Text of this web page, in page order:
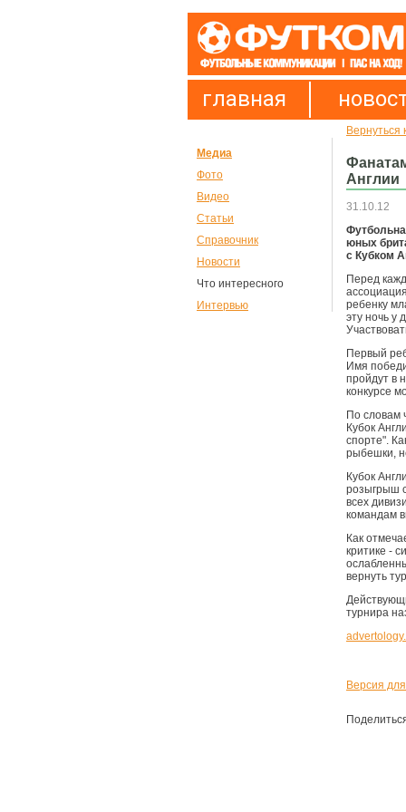
главная
Медиа
Фото
Видео
Статьи
Справочник
Новости
Что интересного
Интервью
Вернуться
Англии
31.10.12
юных
с Кубком
Перед
ребенку
эту ночь у
Первый
Имя
пройдут в
конкурсе
По словам
Кубок
спорте".
рыбешки,
Кубок
розыгрыш
всех
командам
Как
критике -
вернуть
турнира
Версия